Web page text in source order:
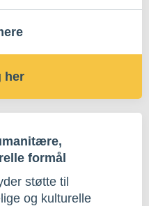
her
formål
støtte til
og kulturelle